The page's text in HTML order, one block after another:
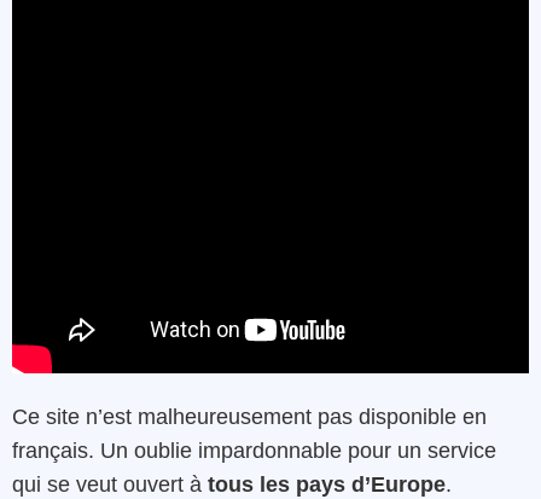
Ce site n’est malheureusement pas disponible en
français. Un oublie impardonnable pour un service
qui se veut ouvert à tous les pays d’Europe.